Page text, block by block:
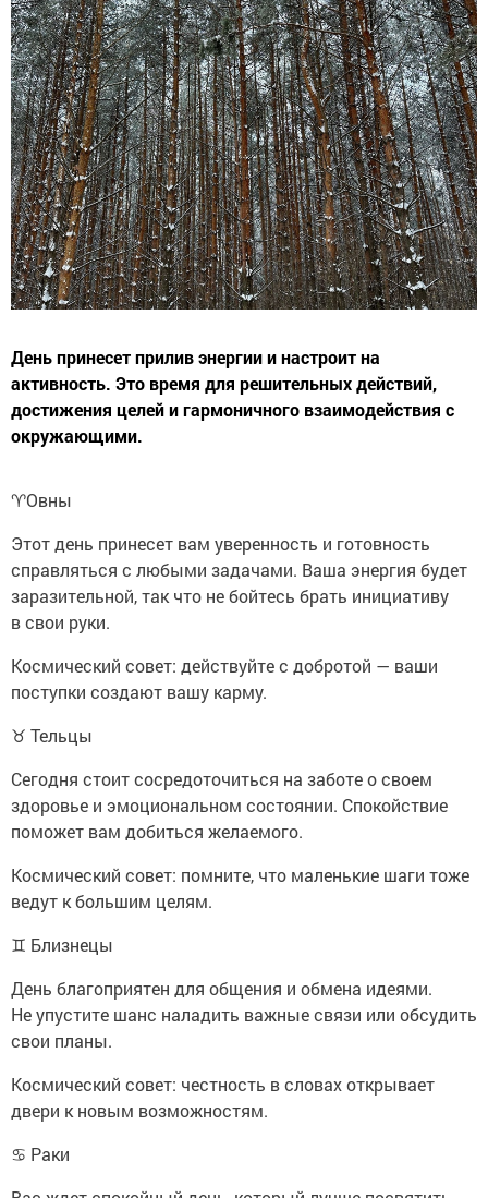
День принесет прилив энергии и настроит на
активность. Это время для решительных действий,
достижения целей и гармоничного взаимодействия с
окружающими.
♈️Овны
Этот день принесет вам уверенность и готовность
справляться с любыми задачами. Ваша энергия будет
заразительной, так что не бойтесь брать инициативу
в свои руки.
Космический совет: действуйте с добротой — ваши
поступки создают вашу карму.
♉ Тельцы
Сегодня стоит сосредоточиться на заботе о своем
здоровье и эмоциональном состоянии. Спокойствие
поможет вам добиться желаемого.
Космический совет: помните, что маленькие шаги тоже
ведут к большим целям.
♊ Близнецы
День благоприятен для общения и обмена идеями.
Не упустите шанс наладить важные связи или обсудить
свои планы.
Космический совет: честность в словах открывает
двери к новым возможностям.
♋ Раки